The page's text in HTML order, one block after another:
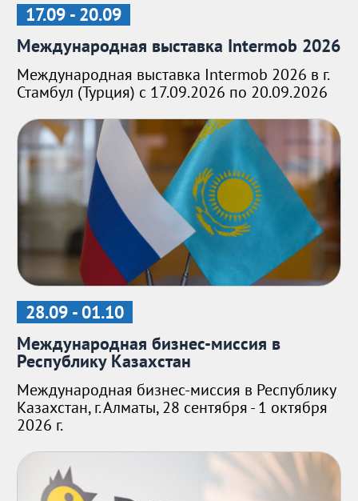
17.09 - 20.09
Международная выставка Intermob 2026
Международная выставка Intermob 2026 в г.
Стамбул (Турция) с 17.09.2026 по 20.09.2026
28.09 - 01.10
Международная бизнес-миссия в
Республику Казахстан
Международная бизнес-миссия в Республику
Казахстан, г. Алматы, 28 сентября - 1 октября
2026 г.